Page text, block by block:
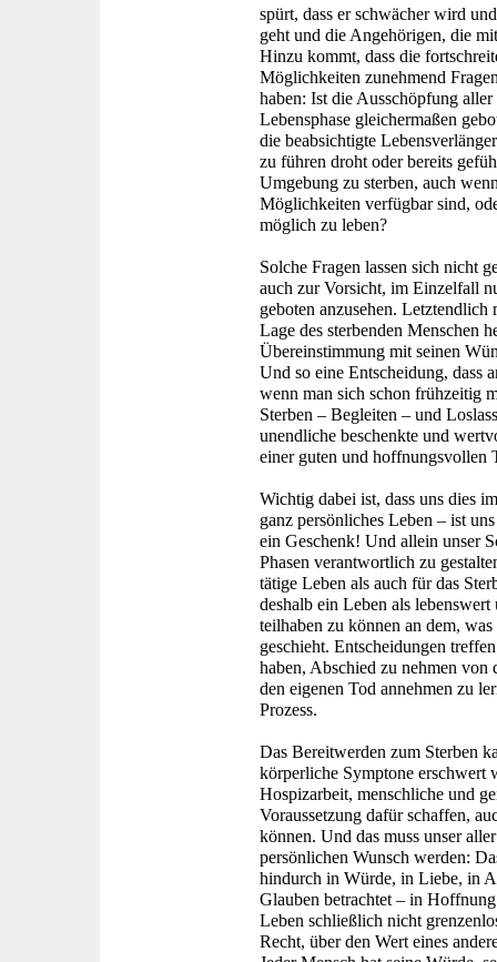
spürt, dass er schwächer wird
geht und die Angehörigen, die
Hinzu kommt, dass die
Möglichkeiten zunehmend
haben: Ist die Ausschöpfung
Lebensphase gleichermaßen
die beabsichtigte
zu führen droht oder bereits
Umgebung zu sterben, auch
Möglichkeiten verfügbar sind,
möglich zu leben?
Solche Fragen lassen sich nicht
auch zur Vorsicht, im Einzelfall
geboten anzusehen.
Lage des sterbenden Menschen
Übereinstimmung mit seinen
Und so eine Entscheidung, dass
wenn man sich schon frühzeitig
Sterben – Begleiten – und
unendliche beschenkte und
einer guten und hoffnungsvollen
Wichtig dabei ist, dass uns dies
ganz persönliches Leben – ist
ein Geschenk! Und allein unser
Phasen verantwortlich zu
tätige Leben als auch für das
deshalb ein Leben als
teilhaben zu können an dem,
geschieht. Entscheidungen
haben, Abschied zu nehmen
den eigenen Tod annehmen zu
Prozess.
Das Bereitwerden zum Sterben
körperliche Symptone erschwert
Hospizarbeit, menschliche und
Voraussetzung dafür schaffen,
können. Und das muss unser
persönlichen Wunsch werden:
hindurch in Würde, in Liebe, in
Glauben betrachtet – in
Leben schließlich nicht
Recht, über den Wert eines